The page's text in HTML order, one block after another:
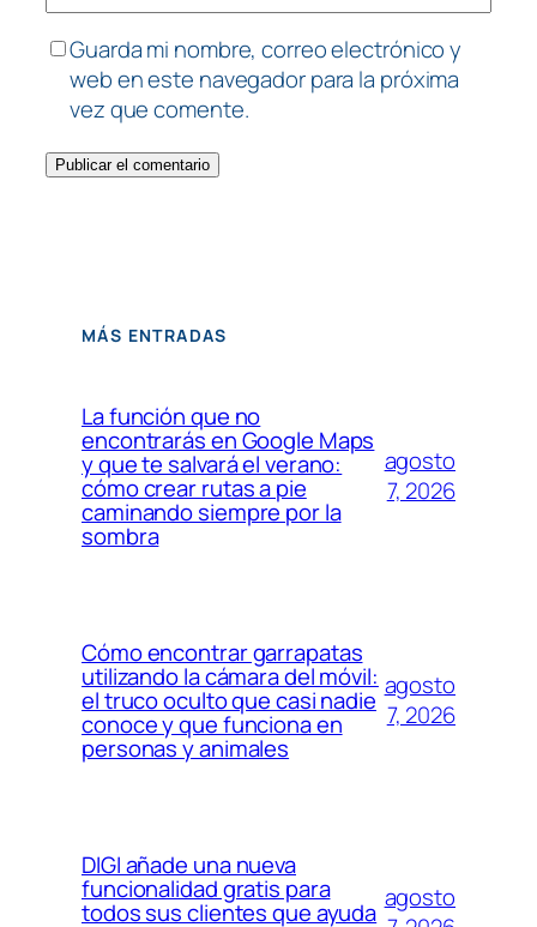
Guarda mi nombre, correo electrónico y
web en este navegador para la próxima
vez que comente.
MÁS ENTRADAS
La función que no
encontrarás en Google Maps
y que te salvará el verano:
cómo crear rutas a pie
caminando siempre por la
sombra
agosto
7, 2026
Cómo encontrar garrapatas
utilizando la cámara del móvil:
el truco oculto que casi nadie
conoce y que funciona en
personas y animales
agosto
7, 2026
DIGI añade una nueva
funcionalidad gratis para
todos sus clientes que ayuda agosto